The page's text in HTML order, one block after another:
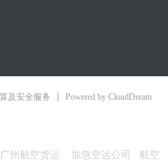
广州航空货运 加急空运公司 航空
及安全服务 Powered by CloudDream